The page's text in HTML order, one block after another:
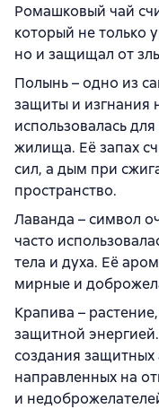
Ромашковый чай
который не только
но и защищал от
Полынь – одно из
защиты и изгнания
использовалась
жилища. Её запах
сил, а дым при
пространство.
Лаванда – символ
часто
тела и духа. Её
мирные и
Крапива –
защитной
создания защитных
направленных на
и